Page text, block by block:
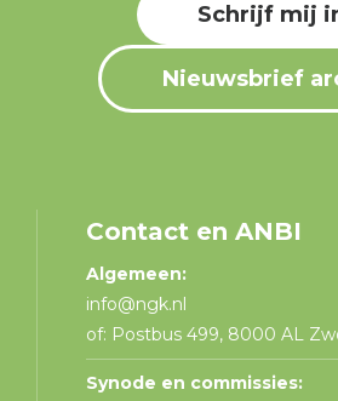
Schrijf mij
Nieuwsbrief
Contact en ANBI
Algemeen:
info@ngk.nl
of: Postbus 499, 8000 AL
Synode en commissies: